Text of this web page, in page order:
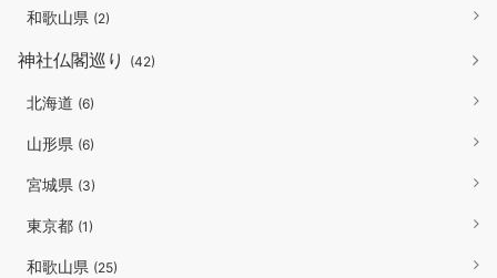
和歌山県 (2)
神社仏閣巡り (42)
北海道 (6)
山形県 (6)
宮城県 (3)
東京都 (1)
和歌山県 (25)